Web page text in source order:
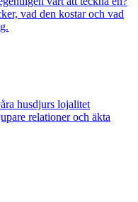
vad den kostar och vad
husdjurs lojalitet
relationer och äkta